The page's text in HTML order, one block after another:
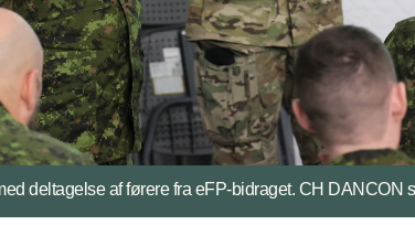
deltagelse af førere fra eFP-bidraget. CH DANCON
/ Forsvaret